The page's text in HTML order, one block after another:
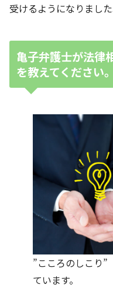
受けるようになりました
亀子弁護士が法律
を教えてください。
”こころのしこり
ています。